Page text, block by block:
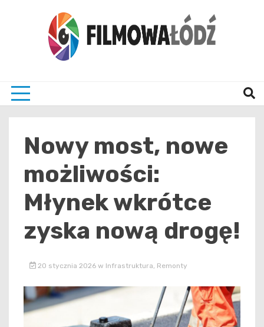
Nowy most, nowe
możliwości:
Młynek wkrótce
zyska nową drogę!
20 stycznia 2026 w Infrastruktura Remonty